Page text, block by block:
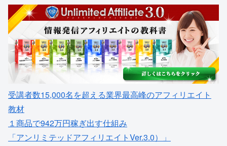
受講者数15,000名を超える業界最高峰のアフィリエイト
教材
１商品で942万円稼ぎ出す仕組み
「アンリミテッドアフィリエイトVer.3.0）」